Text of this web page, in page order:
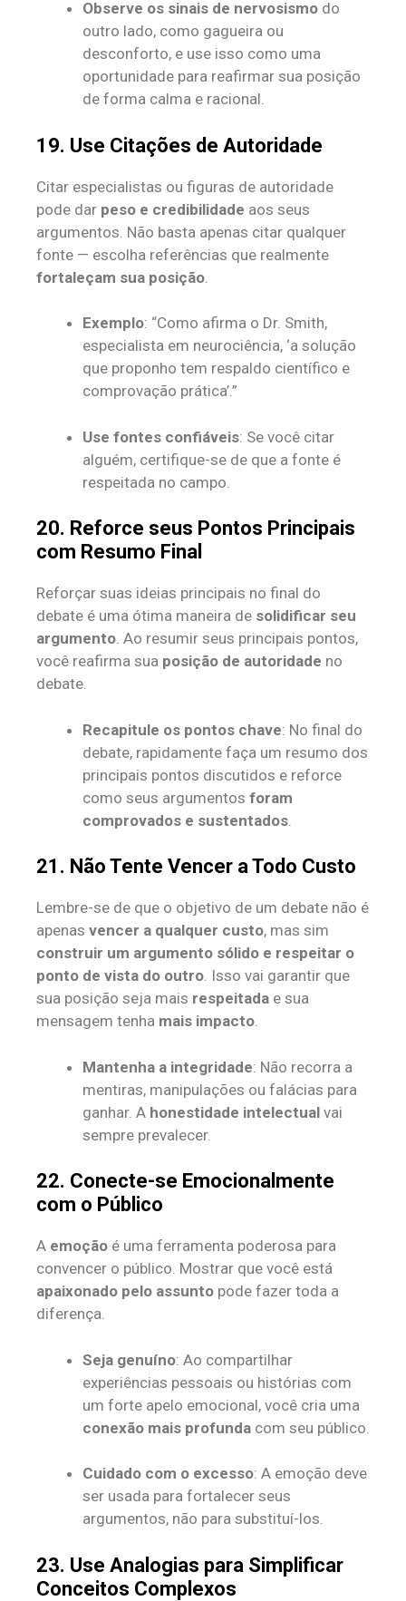
Observe os sinais de nervosismo do
outro lado, como gagueira ou
desconforto, e use isso como uma
oportunidade para reafirmar sua posição
de forma calma e racional.
19. Use Citações de Autoridade
Citar especialistas ou figuras de autoridade
pode dar peso e credibilidade aos seus
argumentos. Não basta apenas citar qualquer
fonte — escolha referências que realmente
fortaleçam sua posição
Exemplo: “Como afirma o Dr. Smith,
especialista em neurociência, ‘a solução
que proponho tem respaldo científico e
comprovação prática’.”
Use fontes confiáveis: Se você citar
alguém, certifique-se de que a fonte é
respeitada no campo.
20. Reforce seus Pontos Principais
com Resumo Final
Reforçar suas ideias principais no final do
debate é uma ótima maneira de solidificar seu
argumento. Ao resumir seus principais pontos,
você reafirma sua posição de autoridade no
debate.
Recapitule os pontos chave: No final do
debate, rapidamente faça um resumo dos
principais pontos discutidos e reforce
como seus argumentos foram
comprovados e sustentados
21. Não Tente Vencer a Todo Custo
Lembre-se de que o objetivo de um debate não é
apenas vencer a qualquer custo, mas sim
construir um argumento sólido e respeitar o
ponto de vista do outro. Isso vai garantir que
sua posição seja mais respeitada e sua
mensagem tenha mais impacto.
Mantenha a integridade: Não recorra a
mentiras, manipulações ou falácias para
ganhar. A honestidade intelectual vai
sempre prevalecer.
22. Conecte-se Emocionalmente
com o Público
A emoção é uma ferramenta poderosa para
convencer o público. Mostrar que você está
apaixonado pelo assunto pode fazer toda a
diferença.
Seja genuíno: Ao compartilhar
experiências pessoais ou histórias com
um forte apelo emocional, você cria uma
conexão mais profunda com seu público.
Cuidado com o excesso: A emoção deve
ser usada para fortalecer seus
argumentos, não para substituí-los.
23. Use Analogias para Simplificar
Conceitos Complexos